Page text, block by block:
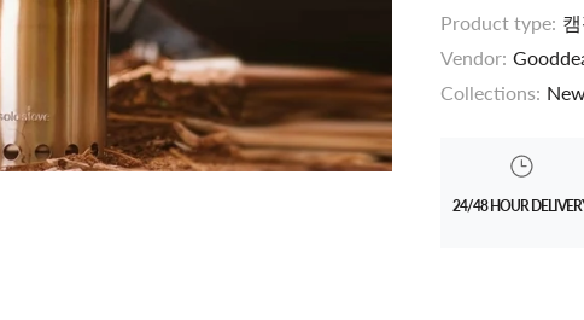
Product type:
Vendor:
Collections:
24/48 HOUR